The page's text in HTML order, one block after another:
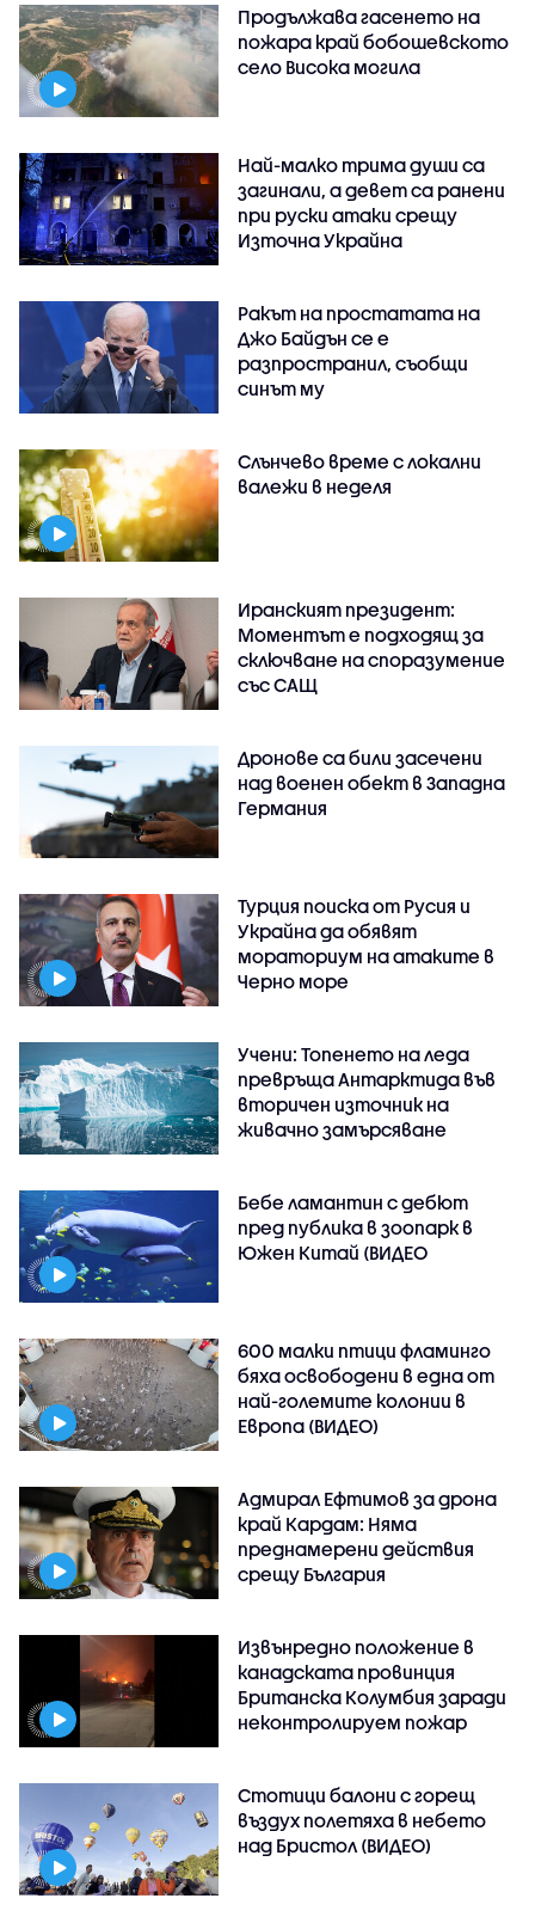
Продължава гасенето на
пожара край бобошевското
село Висока могила
Най-малко трима души са
загинали, а девет са ранени
при руски атаки срещу
Източна Украйна
Ракът на простатата на
Джо Байдън се е
разпространил, съобщи
синът му
Слънчево време с локални
валежи в неделя
Иранският президент:
Моментът е подходящ за
сключване на споразумение
със САЩ
Дронове са били засечени
над военен обект в Западна
Германия
Турция поиска от Русия и
Украйна да обявят
мораториум на атаките в
Черно море
Учени: Топенето на леда
превръща Антарктида във
вторичен източник на
живачно замърсяване
Бебе ламантин с дебют
пред публика в зоопарк в
Южен Китай (ВИДЕО
600 малки птици фламинго
бяха освободени в една от
най-големите колонии в
Европа (ВИДЕО)
Адмирал Ефтимов за дрона
край Кардам: Няма
преднамерени действия
срещу България
Извънредно положение в
канадската провинция
Британска Колумбия заради
неконтролируем пожар
Стотици балони с горещ
въздух полетяха в небето
над Бристол (ВИДЕО)